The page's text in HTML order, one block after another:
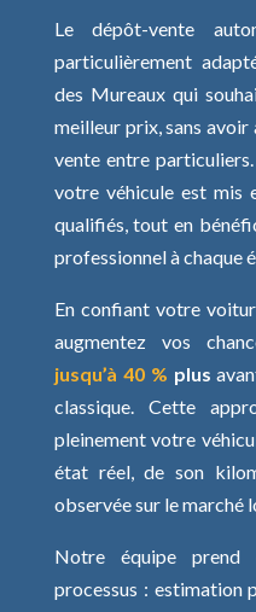
Le dépôt-vente
particulièrement
des Mureaux qui
meilleur prix, sans avoir
vente entre
votre véhicule est mis
qualifiés, tout en
professionnel à chaque
En confiant votre
augmentez vos
jusqu’à 40 % plus
classique. Cette
pleinement votre
état réel, de son
observée sur le marché
Notre équipe prend
processus : estimation